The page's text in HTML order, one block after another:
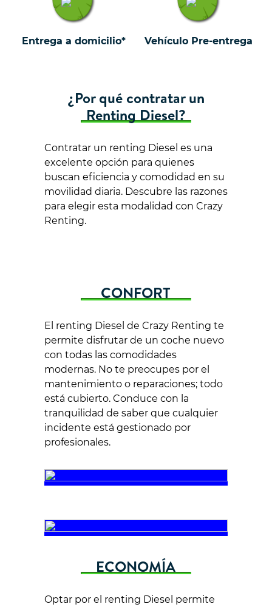
Entrega a domicilio* Vehículo Pre-entrega
¿Por qué contratar un
Renting Diesel?
Contratar un renting Diesel es una
excelente opción para quienes
buscan eficiencia y comodidad en su
movilidad diaria. Descubre las razones
para elegir esta modalidad con Crazy
Renting.
CONFORT
El renting Diesel de Crazy Renting te
permite disfrutar de un coche nuevo
con todas las comodidades
modernas. No te preocupes por el
mantenimiento o reparaciones; todo
está cubierto. Conduce con la
tranquilidad de saber que cualquier
incidente está gestionado por
profesionales.
ECONOMÍA
Optar por el renting Diesel permite